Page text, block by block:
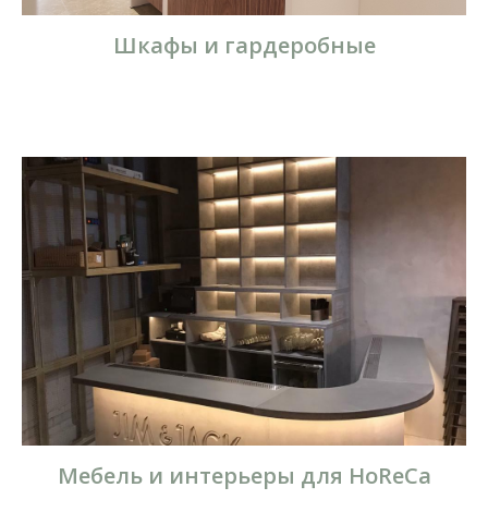
Шкафы и гардеробные
Мебель и интерьеры для HoReCa